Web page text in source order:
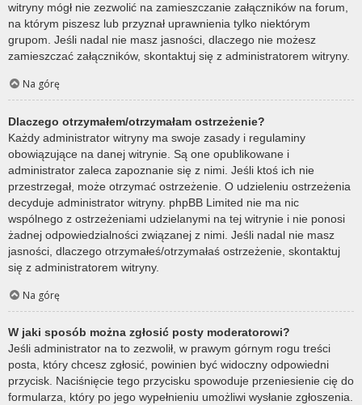
witryny mógł nie zezwolić na zamieszczanie załączników na forum,
na którym piszesz lub przyznał uprawnienia tylko niektórym
grupom. Jeśli nadal nie masz jasności, dlaczego nie możesz
zamieszczać załączników, skontaktuj się z administratorem witryny.
Na górę
Dlaczego otrzymałem/otrzymałam ostrzeżenie?
Każdy administrator witryny ma swoje zasady i regulaminy
obowiązujące na danej witrynie. Są one opublikowane i
administrator zaleca zapoznanie się z nimi. Jeśli ktoś ich nie
przestrzegał, może otrzymać ostrzeżenie. O udzieleniu ostrzeżenia
decyduje administrator witryny. phpBB Limited nie ma nic
wspólnego z ostrzeżeniami udzielanymi na tej witrynie i nie ponosi
żadnej odpowiedzialności związanej z nimi. Jeśli nadal nie masz
jasności, dlaczego otrzymałeś/otrzymałaś ostrzeżenie, skontaktuj
się z administratorem witryny.
Na górę
W jaki sposób można zgłosić posty moderatorowi?
Jeśli administrator na to zezwolił, w prawym górnym rogu treści
posta, który chcesz zgłosić, powinien być widoczny odpowiedni
przycisk. Naciśnięcie tego przycisku spowoduje przeniesienie cię do
formularza, który po jego wypełnieniu umożliwi wysłanie zgłoszenia.